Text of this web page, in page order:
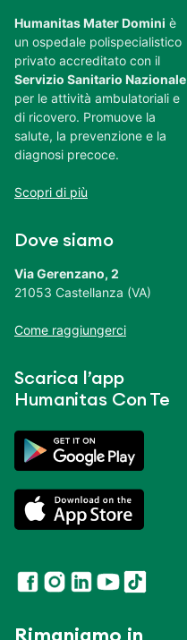
Humanitas Mater Domini è
un ospedale polispecialistico
privato accreditato con il
Servizio Sanitario Nazionale
per le attività ambulatoriali e
di ricovero. Promuove la
salute, la prevenzione e la
diagnosi precoce.
Scopri di più
Dove siamo
Via Gerenzano, 2
21053 Castellanza (VA)
Come raggiungerci
Scarica l’app
Humanitas Con Te
Rimaniamo in